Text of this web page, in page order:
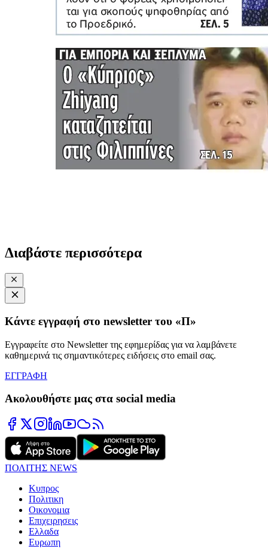
Διαβάστε περισσότερα
Κάντε εγγραφή στο newsletter του «Π»
Εγγραφείτε στο Newsletter της εφημερίδας για να λαμβάνετε
καθημερινά τις σημαντικότερες ειδήσεις στο email σας.
ΕΓΓΡΑΦΗ
Ακολουθήστε μας στα social media
ΠΟΛΙΤΗΣ NEWS
Κυπρος
Πολιτικη
Οικονομια
Επιχειρησεις
Ελλαδα
Ευρωπη